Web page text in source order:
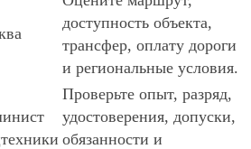
доступность объекта,
трансфер, оплату дороги
и региональные условия.
Проверьте опыт, разряд,
удостоверения, допуски,
обязанности и